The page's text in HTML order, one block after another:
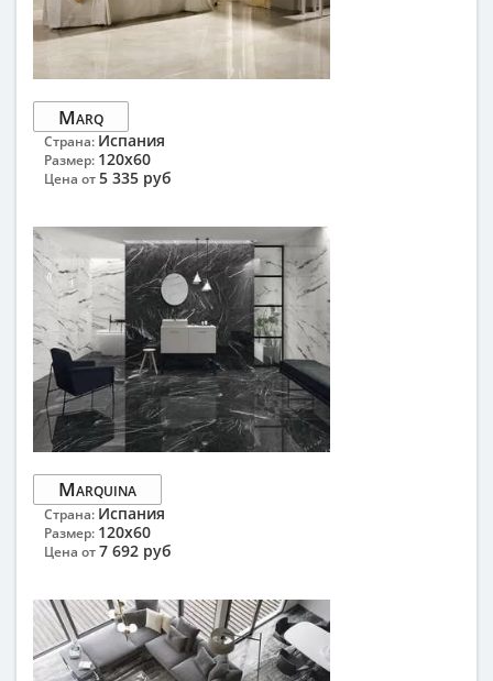
Marq
Страна: Испания
Размер: 120x60
Цена от5 335 руб
Marquina
Страна: Испания
Размер: 120x60
Цена от7 692 руб